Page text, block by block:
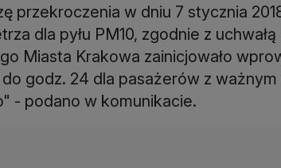
przekroczenia w dniu 7 stycznia
dla pyłu PM10, zgodnie z
Miasta Krakowa zainicjowało
godz. 24 dla pasażerów z
- podano w komunikacie.